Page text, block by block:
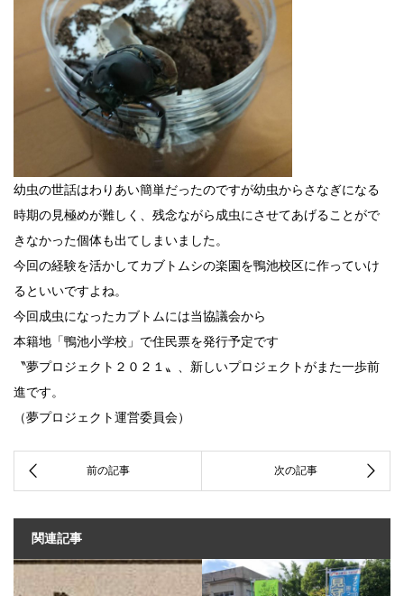
幼虫の世話はわりあい簡単だったのですが幼虫からさなぎになる
時期の見極めが難しく、残念ながら成虫にさせてあげることがで
きなかった個体も出てしまいました。
今回の経験を活かしてカブトムシの楽園を鴨池校区に作っていけ
るといいですよね。
今回成虫になったカブトムには当協議会から
本籍地「鴨池小学校」で住民票を発行予定です
〝夢プロジェクト２０２１〟、新しいプロジェクトがまた一歩前
進です。
（夢プロジェクト運営委員会）
関連記事